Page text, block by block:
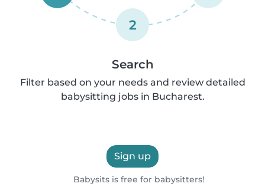
2
Search
Filter based on your needs and review detailed
babysitting jobs in Bucharest.
Sign up
Babysits is free for babysitters!